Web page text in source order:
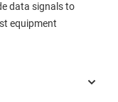
data signals to
equipment